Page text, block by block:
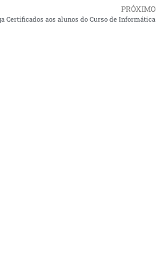
PRÓXIMO
Certificados aos alunos do Curso de Informática